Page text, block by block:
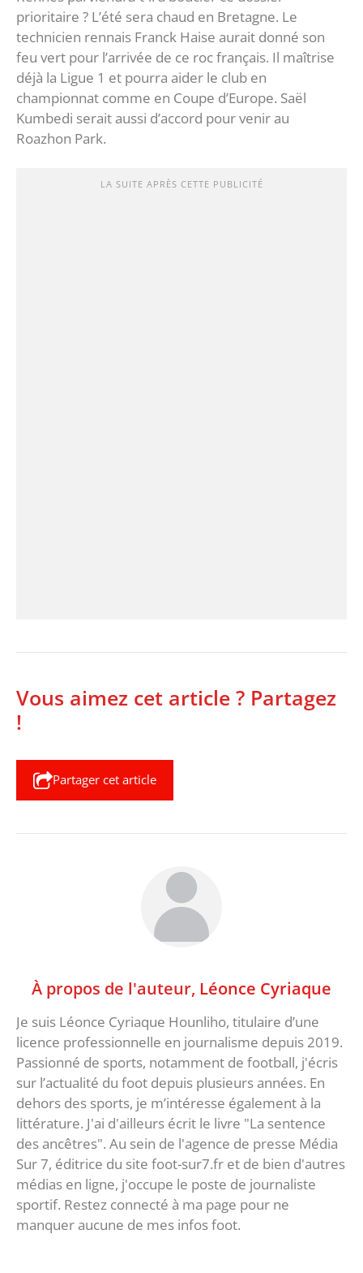
prioritaire ? L’été sera chaud en Bretagne. Le
technicien rennais Franck Haise aurait donné son
feu vert pour l’arrivée de ce roc français. Il maîtrise
déjà la Ligue 1 et pourra aider le club en
championnat comme en Coupe d’Europe. Saël
Kumbedi serait aussi d’accord pour venir au
Roazhon Park.
LA SUITE APRÈS CETTE PUBLICITÉ
Vous aimez cet article ? Partagez
!
Partager cet article
À propos de l'auteur, Léonce Cyriaque
Je suis Léonce Cyriaque Hounliho, titulaire d’une
licence professionnelle en journalisme depuis 2019.
Passionné de sports, notamment de football, j'écris
sur l’actualité du foot depuis plusieurs années. En
dehors des sports, je m’intéresse également à la
littérature. J'ai d'ailleurs écrit le livre "La sentence
des ancêtres". Au sein de l'agence de presse Média
Sur 7, éditrice du site foot-sur7.fr et de bien d'autres
médias en ligne, j'occupe le poste de journaliste
sportif. Restez connecté à ma page pour ne
manquer aucune de mes infos foot.